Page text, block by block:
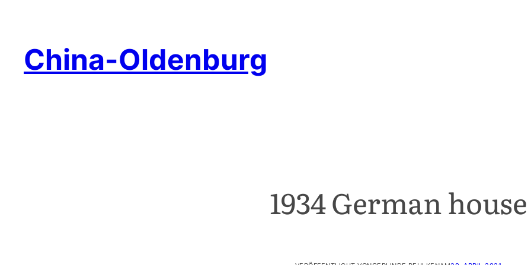
China-Oldenburg
1934 German house